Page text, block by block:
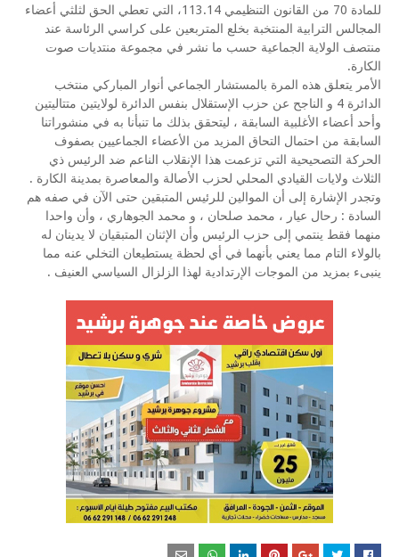
للمادة 70 من القانون التنظيمي 113.14، التي تعطي الحق لثلثي أعضاء
المجالس الترابية المنتخبة بخلع المتربعين على كراسي الرئاسة عند
منتصف الولاية الجماعية حسب ما نشر في مجموعة منتديات صوت
الكارة.
الأمر يتعلق هذه المرة بالمستشار الجماعي أنوار المباركي منتخب
الدائرة 4 و الناجح عن حزب الإستقلال بنفس الدائرة لولايتين متتاليتين
وأحد أعضاء الأغلبية السابقة ، ليتحقق بذلك ما تنبأنا به في منشوراتنا
السابقة من احتمال التحاق المزيد من الأعضاء الجماعيين بصفوف
الحركة التصحيحية التي تزعمت هذا الإنقلاب الناعم ضد الرئيس ذي
الثلاث ولايات القيادي المحلي لحزب الأصالة والمعاصرة بمدينة الكارة .
وتجدر الإشارة إلى أن الموالين للرئيس المتبقين حتى الآن في صفه هم
السادة : رحال عيار ، محمد صلحان ، و محمد الجوهاري ، وأن واحدا
منهما فقط ينتمي إلى حزب الرئيس وأن الإثنان المتبقيان لا يدينان له
بالولاء التام مما يعني بأنهما في أي لحظة يستطيعان التخلي عنه مما
ينبىء بمزيد من الموجات الإرتدادية لهذا الزلزال السياسي العنيف .